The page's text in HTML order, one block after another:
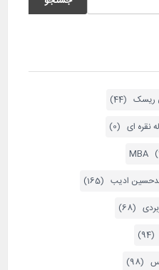
ریسک (44)
نقره ای (0)
ادیب (165)
(68)
(98)